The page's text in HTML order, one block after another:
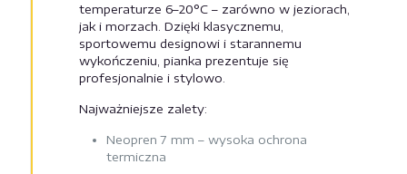
temperaturze 6–20°C – zarówno w jeziorach,
jak i morzach. Dzięki klasycznemu,
sportowemu designowi i starannemu
wykończeniu, pianka prezentuje się
profesjonalnie i stylowo.
Najważniejsze zalety:
Neopren 7 mm – wysoka ochrona
termiczna